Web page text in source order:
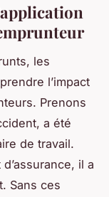
les
l’impact
Prenons
a été
de travail.
il a
Sans ces